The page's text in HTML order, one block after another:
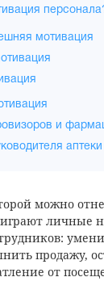
мотивация
и
аптеки
можно
личные
продажу,
от